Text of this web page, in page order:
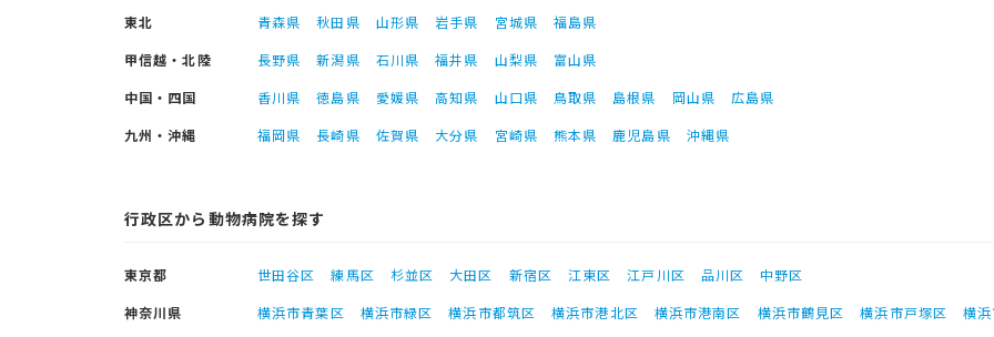
東北
青森県 秋田県 山形県 岩手県 宮城県
福島県
甲信越・北陸
長野県 新潟県 石川県 福井県 山梨県
富山県
中国・四国
香川県 徳島県 愛媛県 高知県 山口県 鳥取県 島根県 岡山県
広島県
九州・沖縄
福岡県 長崎県 佐賀県 大分県 宮崎県 熊本県 鹿児島県 沖縄県
行政区から動物病院を探す
東京都 世田谷区 練馬区 杉並区 大田区 新宿区 江東区 江戸川区 品川区
中野区
神奈川県
横浜市青葉区 横浜市緑区 横浜市都筑区 横浜市港北区 横浜市港南区 横浜市鶴見区 横浜市戸塚区
横